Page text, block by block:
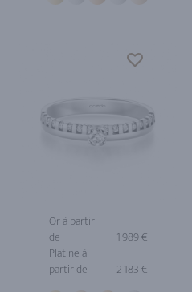
Or à partir
de
1 989 €
Platine à
partir de
2 183 €